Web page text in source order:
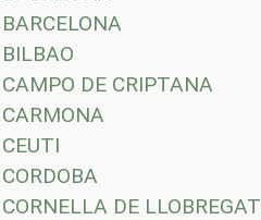
BARCELONA
BILBAO
CAMPO DE CRIPTANA
CARMONA
CEUTI
CORDOBA
CORNELLA DE LLOBREGAT